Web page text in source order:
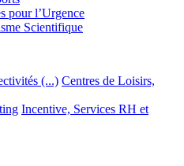
pour l’Urgence
Scientifique
(...) Centres de Loisirs,
Incentive, Services RH et